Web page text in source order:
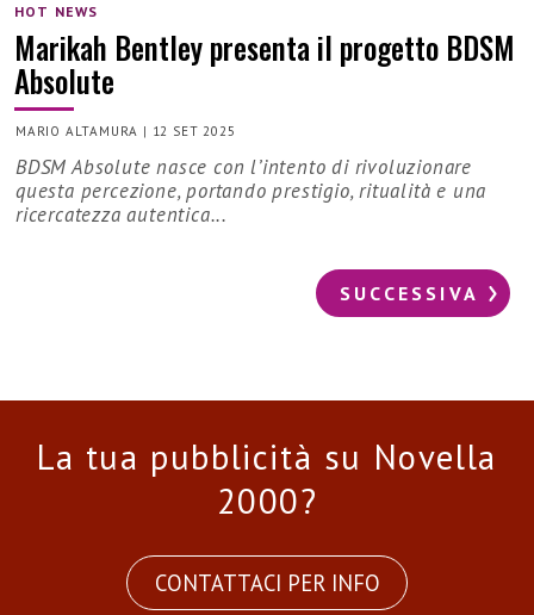
HOT NEWS
Marikah Bentley presenta il progetto BDSM
Absolute
MARIO ALTAMURA | 12 SET 2025
BDSM Absolute nasce con l’intento di rivoluzionare
questa percezione, portando prestigio, ritualità e una
ricercatezza autentica...
SUCCESSIVA
La tua pubblicità su Novella
2000?
CONTATTACI PER INFO